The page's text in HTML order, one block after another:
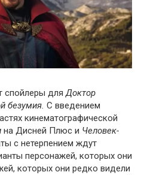
спойлеры дляДоктор
безумия. С введением
кинематографической
на Дисней Плюс и Человек-
с нетерпением ждут
персонажей, которых они
которых они редко видели